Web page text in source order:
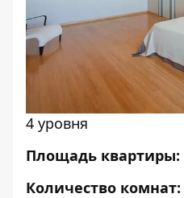
4 уровня
Площадь квартиры:
Количество комнат: